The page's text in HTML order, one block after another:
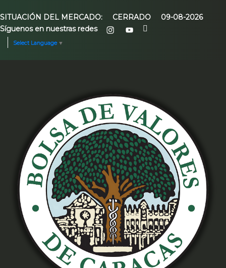
SITUACIÓN DEL MERCADO: CERRADO
09-08-2026
Síguenos en nuestras redes
Select Language ▼